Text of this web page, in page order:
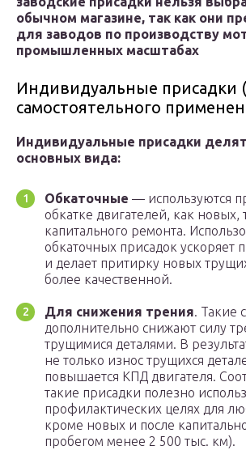
обычном магазине, так как они
для заводов по производству
промышленных масштабах
Индивидуальные присадки
самостоятельного
Индивидуальные присадки
основных вида:
Обкаточные — используются
обкатке двигателей, как новых,
капитального ремонта.
обкаточных присадок ускоряет
и делает притирку новых
более качественной.
Для снижения трения. Такие
дополнительно снижают силу
трущимися деталями. В
не только износ трущихся
повышается КПД двигателя.
такие присадки полезно
профилактических целях для
кроме новых и после
пробегом менее 2 500 тыс. км).